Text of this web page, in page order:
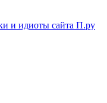
и идиоты сайта П.ру